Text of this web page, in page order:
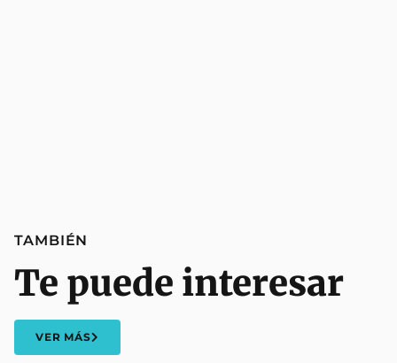
TAMBIÉN
Te puede interesar
VER MÁS